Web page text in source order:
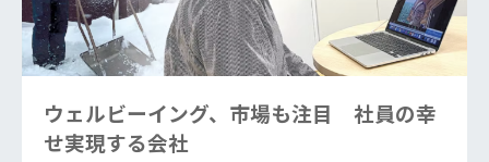
ウェルビーイング、市場も注目 社員の幸
せ実現する会社